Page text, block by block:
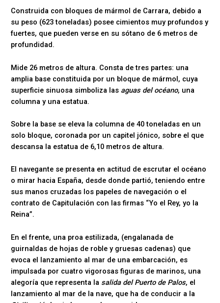
Construida con bloques de mármol de Carrara, debido a
su peso (623 toneladas) posee cimientos muy profundos y
fuertes, que pueden verse en su sótano de 6 metros de
profundidad.
Mide 26 metros de altura. Consta de tres partes: una
amplia base constituida por un bloque de mármol, cuya
superficie sinuosa simboliza las aguas del océano, una
columna y una estatua.
Sobre la base se eleva la columna de 40 toneladas en un
solo bloque, coronada por un capitel jónico, sobre el que
descansa la estatua de 6,10 metros de altura.
El navegante se presenta en actitud de escrutar el océano
o mirar hacia España, desde donde partió, teniendo entre
sus manos cruzadas los papeles de navegación o el
contrato de Capitulación con las firmas “Yo el Rey, yo la
Reina”.
En el frente, una proa estilizada, (engalanada de
guirnaldas de hojas de roble y gruesas cadenas) que
evoca el lanzamiento al mar de una embarcación, es
impulsada por cuatro vigorosas figuras de marinos, una
alegoría que representa la salida del Puerto de Palos, el
lanzamiento al mar de la nave, que ha de conducir a la